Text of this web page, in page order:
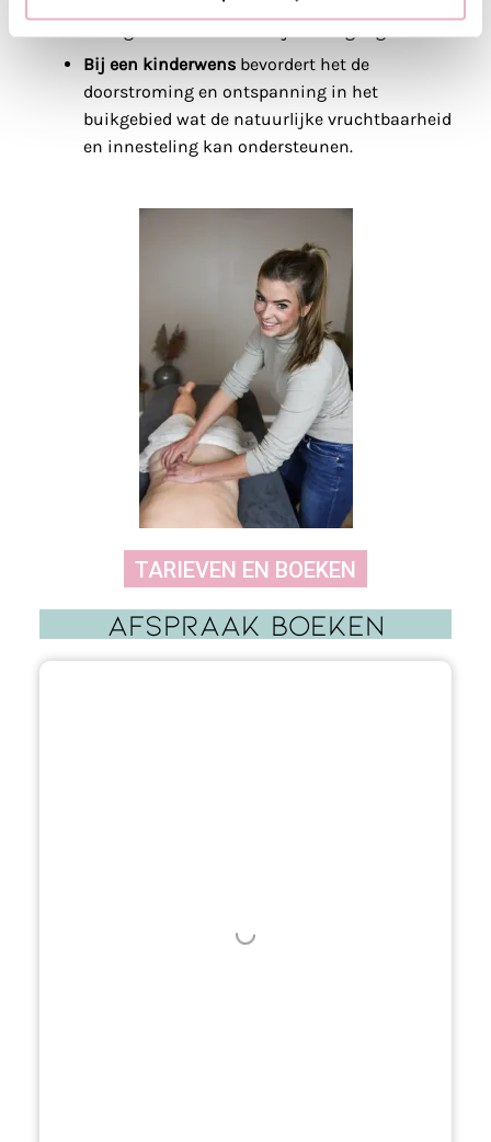
Bij een kinderwens bevordert het de
doorstroming en ontspanning in het
buikgebied wat de natuurlijke vruchtbaarheid
en innesteling kan ondersteunen.
TARIEVEN EN BOEKEN
Afspraak Boeken